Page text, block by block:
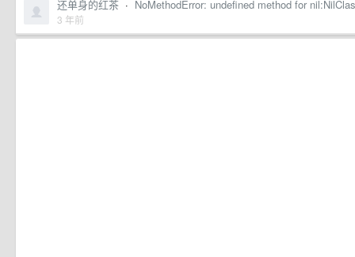
还单身的红茶 · NoMethodError: undefined method for
3 年前